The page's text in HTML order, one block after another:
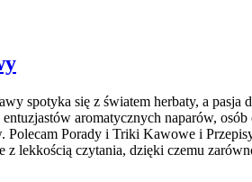
spotyka się z światem herbaty, a
aromatycznych naparów,
Porady i Triki Kawowe i
z lekkością czytania, dzięki czemu